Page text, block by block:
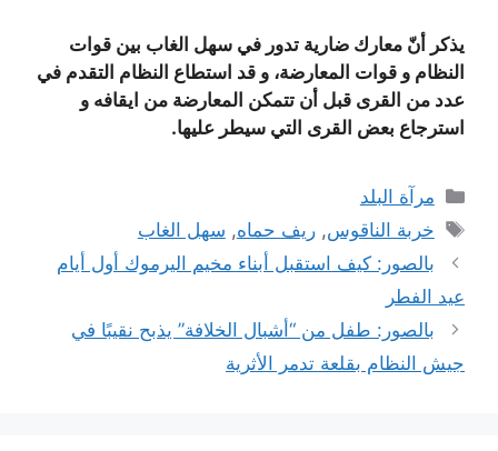
يذكر أنّ معارك ضارية تدور في سهل الغاب بين قوات
النظام و قوات المعارضة، و قد استطاع النظام التقدم في
عدد من القرى قبل أن تتمكن المعارضة من ايقافه و
استرجاع بعض القرى التي سيطر عليها.
التصنيفات
مرآة البلد
الوسوم
خربة الناقوس,ريف حماه, سهل الغاب
بالصور: كيف استقبل أبناء مخيم اليرموك أول أيام
عيد الفطر
بالصور: طفل من “أشبال الخلافة” يذبح نقيبًا في
جيش النظام بقلعة تدمر الأثرية